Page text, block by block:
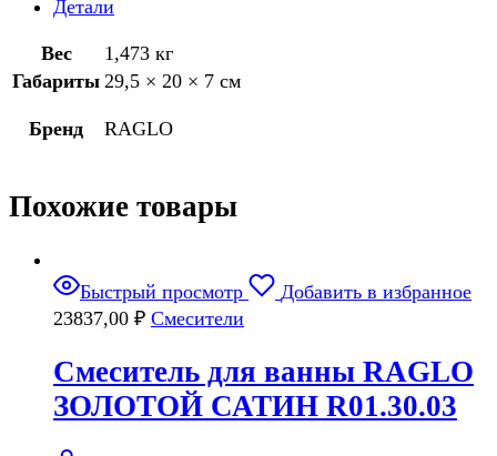
Детали
Вес
1,473 кг
Габариты 29,5 × 20 × 7 см
Бренд RAGLO
Похожие товары
Быстрый просмотр
Добавить в избранное
23837,00 ₽ Смесители
Смеситель для ванны RAGLO
ЗОЛОТОЙ САТИН R01.30.03